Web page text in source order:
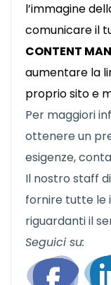
l’immagine
comunicare il
CONTENT
aumentare la
proprio sito e
Per maggiori
ottenere un
esigenze,
Il nostro staff
fornire tutte le
riguardanti il
Seguici su: